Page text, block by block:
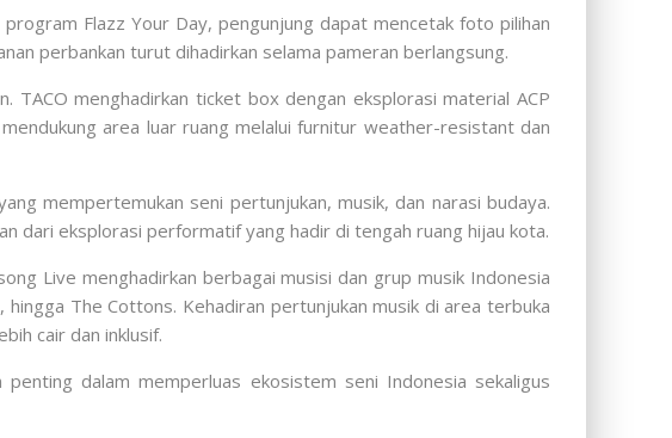
Flazz Your Day, pengunjung dapat mencetak foto pilihan
perbankan turut dihadirkan selama pameran berlangsung.
TACO menghadirkan ticket box dengan eksplorasi material ACP
area luar ruang melalui furnitur weather-resistant dan
mempertemukan seni pertunjukan, musik, dan narasi budaya.
dari eksplorasi performatif yang hadir di tengah ruang hijau kota.
Live menghadirkan berbagai musisi dan grup musik Indonesia
The Cottons. Kehadiran pertunjukan musik di area terbuka
cair dan inklusif.
dalam memperluas ekosistem seni Indonesia sekaligus